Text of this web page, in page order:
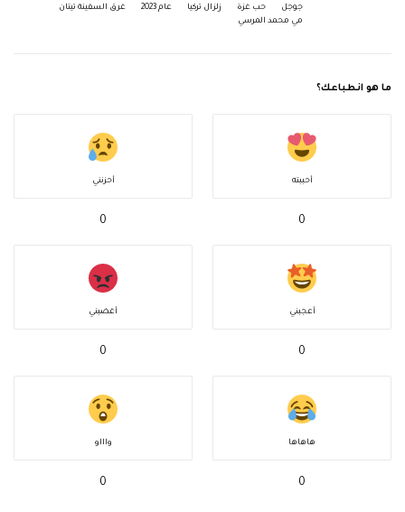
جوجل
حب غزة زلزال تركيا عام 2023
غرق السفينة تيتان
مي محمد المرسي
ما هو انطباعك؟
أحببته
0
أحزنني
0
أعجبني
0
أغضبني
0
هاهاها
0
واااو
0